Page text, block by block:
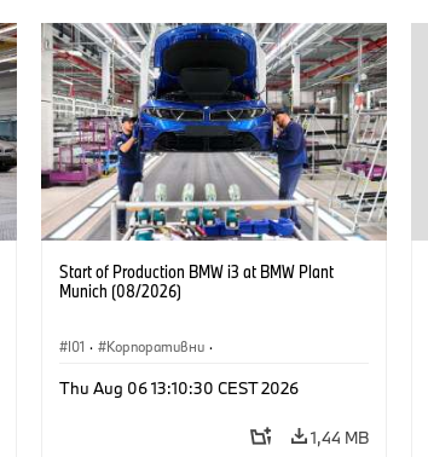
Start of Production BMW i3 at BMW Plant
Munich (08/2026)
I01 · Корпоративни ·
Локации
Thu Aug 06 13:10:30 CEST 2026
1,44 MB